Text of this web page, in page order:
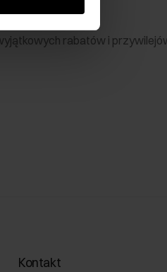
rabatów i
Kontakt